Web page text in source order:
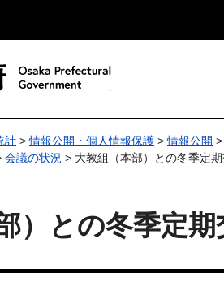
計 >情報公開・個人情報保護 >情報公開 >
会議の状況 > 大教組（本部）との冬季定
）との冬季定